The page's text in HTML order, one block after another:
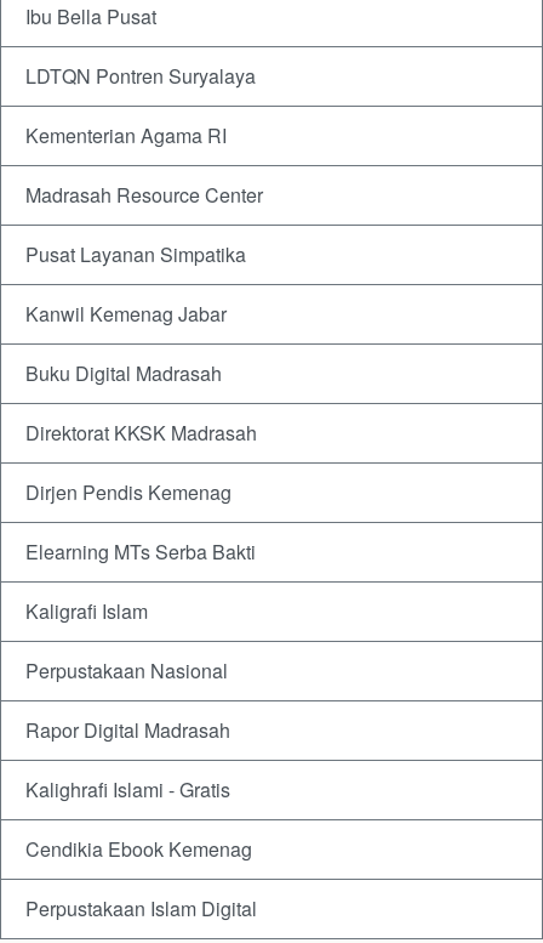
Ibu Bella Pusat
LDTQN Pontren Suryalaya
Kementerian Agama RI
Madrasah Resource Center
Pusat Layanan Simpatika
Kanwil Kemenag Jabar
Buku Digital Madrasah
Direktorat KKSK Madrasah
Dirjen Pendis Kemenag
Elearning MTs Serba Bakti
Kaligrafi Islam
Perpustakaan Nasional
Rapor Digital Madrasah
Kalighrafi Islami - Gratis
Cendikia Ebook Kemenag
Perpustakaan Islam Digital